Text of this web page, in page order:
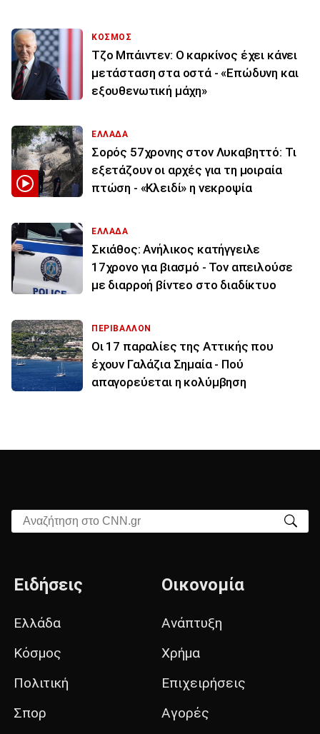
ΚΟΣΜΟΣ
Τζο Μπάιντεν: Ο καρκίνος έχει κάνει
μετάσταση στα οστά - «Επώδυνη και
εξουθενωτική μάχη»
ΕΛΛΑΔΑ
Σορός 57χρονης στον Λυκαβηττό: Τι
εξετάζουν οι αρχές για τη μοιραία
πτώση - «Κλειδί» η νεκροψία
ΕΛΛΑΔΑ
Σκιάθος: Ανήλικος κατήγγειλε
17χρονο για βιασμό - Τον απειλούσε
με διαρροή βίντεο στο διαδίκτυο
ΠΕΡΙΒΑΛΛΟΝ
Οι 17 παραλίες της Αττικής που
έχουν Γαλάζια Σημαία - Πού
απαγορεύεται η κολύμβηση
Αναζήτηση στο CNN.gr
Ειδήσεις
Ελλάδα
Κόσμος
Πολιτική
Σπορ
Οικονομία
Ανάπτυξη
Χρήμα
Επιχειρήσεις
Αγορές